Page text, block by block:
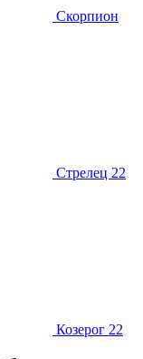
Скорпион
Стрелец 22
Козерог 22